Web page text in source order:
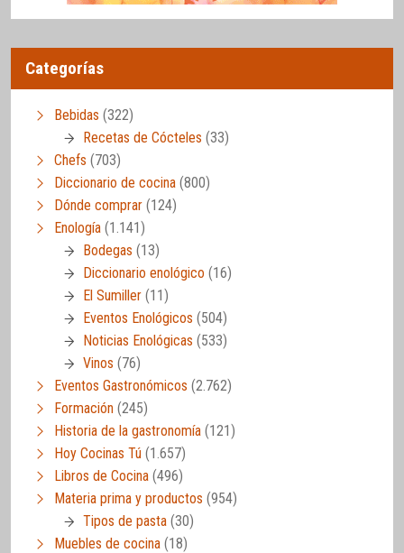
Categorías
Bebidas (322)
Recetas de Cócteles (33)
Chefs (703)
Diccionario de cocina (800)
Dónde comprar (124)
Enología (1.141)
Bodegas (13)
Diccionario enológico (16)
El Sumiller (11)
Eventos Enológicos (504)
Noticias Enológicas (533)
Vinos (76)
Eventos Gastronómicos (2.762)
Formación (245)
Historia de la gastronomía (121)
Hoy Cocinas Tú (1.657)
Libros de Cocina (496)
Materia prima y productos (954)
Tipos de pasta (30)
Muebles de cocina (18)